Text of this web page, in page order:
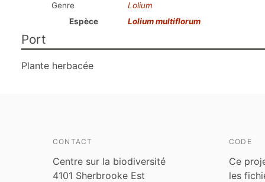
Genre
Lolium
Espèce
Lolium multiflorum
Port
Plante herbacée
CONTACT
Centre sur la biodiversité
4101 Sherbrooke Est
CODE
Ce
les